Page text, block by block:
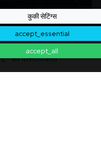
कुकी सेटिंग्स
accept_essential
accept_all
जाल: 15% त्रुटि पहचान दर
की वास्तविकता